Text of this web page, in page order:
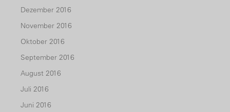
Dezember 2016
November 2016
Oktober 2016
September 2016
August 2016
Juli 2016
Juni 2016